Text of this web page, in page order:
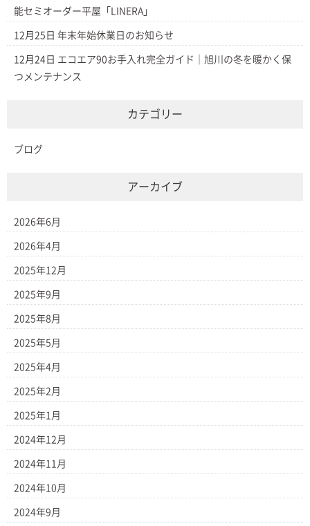
能セミオーダー平屋「LINERA」
12月25日 年末年始休業日のお知らせ
12月24日 エコエア90お手入れ完全ガイド｜旭川の冬を暖かく保
つメンテナンス
カテゴリー
ブログ
アーカイブ
2026年6月
2026年4月
2025年12月
2025年9月
2025年8月
2025年5月
2025年4月
2025年2月
2025年1月
2024年12月
2024年11月
2024年10月
2024年9月